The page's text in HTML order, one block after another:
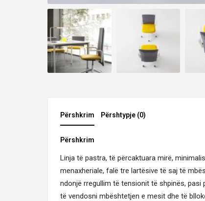
Përshkrim Përshtypje (0)
Përshkrim
Linja të pastra, të përcaktuara mirë,
menaxheriale, falë tre lartësive të saj të
ndonjë rregullim të tensionit të shpinës,
të vendosni mbështetjen e mesit dhe të